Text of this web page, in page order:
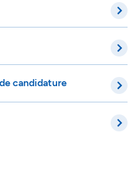
candidature